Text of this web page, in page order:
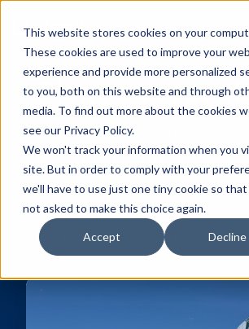
This website stores cookies on your
These cookies are used to improve your
experience and provide more personalized
to you, both on this website and through
media. To find out more about the cookies
see our Privacy Policy.
We won't track your information when you
site. But in order to comply with your
we'll have to use just one tiny cookie so
not asked to make this choice again.
Accept Decline
Dicas de
TODAS AS PUBLICAÇÕES
GESTÃO DE PROPRIEDADES
ATUALIZAÇÕES DE PRODUTO
DICAS DE ESPECIALISTAS
DISTRIBUIÇÃO DE CANAIS